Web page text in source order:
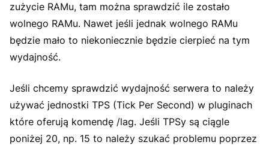
zużycie RAMu, tam można sprawdzić ile zostało
wolnego RAMu. Nawet jeśli jednak wolnego RAMu
będzie mało to niekoniecznie będzie cierpieć na tym
wydajność.
Jeśli chcemy sprawdzić wydajność serwera to należy
używać jednostki TPS (Tick Per Second) w pluginach
które oferują komendę /lag. Jeśli TPSy są ciągle
poniżej 20, np. 15 to należy szukać problemu poprzez